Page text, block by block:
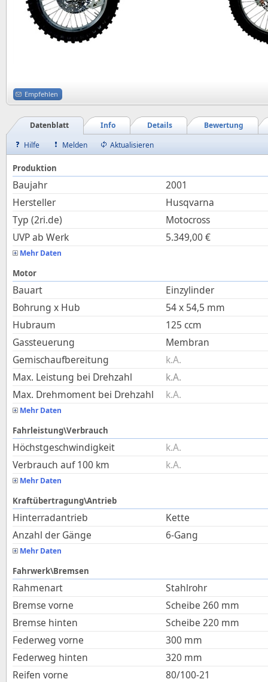
Empfehlen
Bewertung
Details
Info
Datenblatt
Hilfe
Melden Aktualisieren
Produktion
Baujahr
2001
Hersteller
Husqvarna
Typ (2ri.de)
Motocross
UVP ab Werk
5.349,00€
Mehr Daten
Motor
Bauart
Einzylinder
Bohrung x Hub
54x 54,5 mm
Hubraum
125 ccm
Gassteuerung
Membran
Gemischaufbereitung
k.A.
Max. Leistung bei Drehzahl
k.A.
Max. Drehmoment bei Drehzahl
k.A.
Mehr Daten
Fahrleistung\Verbrauch
Höchstgeschwindigkeit
k.A.
Verbrauch auf 100 km
k.A.
Mehr Daten
Kraftübertragung\Antrieb
Hinterradantrieb
Kette
Anzahl der Gänge
6-Gang
Mehr Daten
Fahrwerk\Bremsen
Rahmenart
Stahlrohr
Bremse vorne
Scheibe 260 mm
Bremse hinten
Scheibe 220 mm
Federweg vorne
300 mm
Federweg hinten
320 mm
Reifen vorne
80/100-21